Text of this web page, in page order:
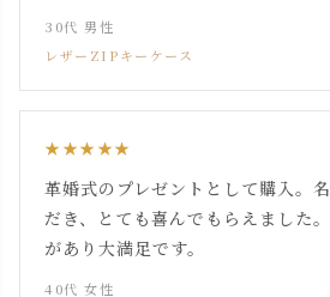
30代 男性
レザーZIPキーケース
★★★★★
革婚式のプレゼントとして購入。
だき、とても喜んでもらえました
があり大満足です。
40代 女性